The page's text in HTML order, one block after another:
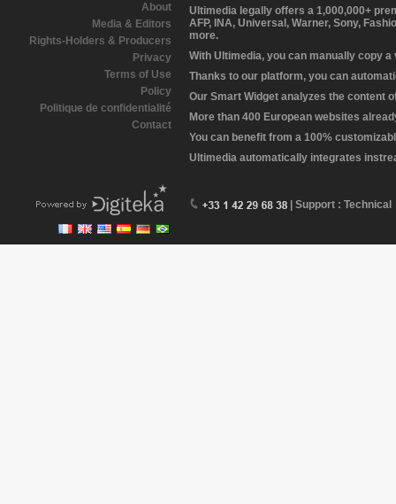
About
Media & Editors
Rights-Holders & Producers
Privacy
Terms of Use
Policy
Politique de confidentialité
Contact
Ultimedia legally offers a 1,000,000+
AFP, INA, Universal, Warner, Sony,
more.
With Ultimedia, you can manually copy
Thanks to our platform, you can
Our Smart Widget analyzes the content
More than 400 European websites
You can benefit from a 100%
Ultimedia automatically integrates
| Support : Technical